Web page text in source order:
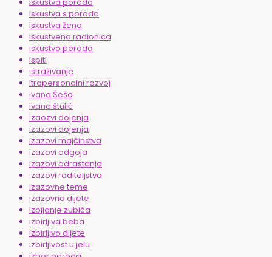
iskustva s poroda
iskustva žena
iskustvena radionica
iskustvo poroda
ispiti
istraživanje
itrapersonalni razvoj
Ivana Šešo
ivana štulić
izaozvi dojenja
izazovi dojenja
izazovi majčinstva
izazovi odgoja
izazovi odrastanja
izazovi roditeljstva
izazovne teme
izazovno dijete
izbijanje zubića
izbirljiva beba
izbirljivo dijete
izbirljivost u jelu